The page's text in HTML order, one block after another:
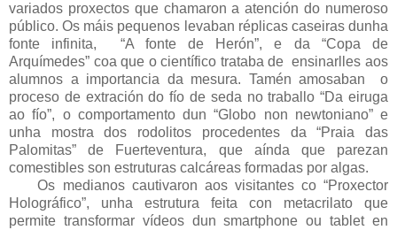
variados proxectos que chamaron a atención do numeroso
público. Os máis pequenos levaban réplicas caseiras dunha
fonte infinita, “A fonte de Herón”, e da “Copa de
Arquímedes” coa que o científico trataba de ensinarlles aos
alumnos a importancia da mesura. Tamén amosaban o
proceso de extración do fío de seda no traballo “Da eiruga
ao fío”, o comportamento dun “Globo non newtoniano” e
unha mostra dos rodolitos procedentes da “Praia das
Palomitas” de Fuerteventura, que aínda que parezan
comestibles son estruturas calcáreas formadas por algas.
Os medianos cautivaron aos visitantes co “Proxector
Holográfico”, unha estrutura feita con metacrilato que
permite transformar vídeos dun smartphone ou tablet en